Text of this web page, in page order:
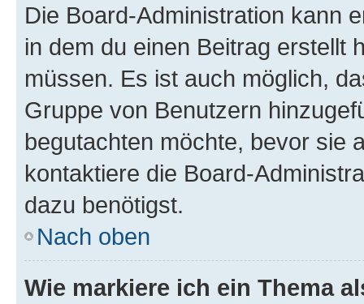
Die Board-Administration kann
in dem du einen Beitrag erstellt
müssen. Es ist auch möglich,
Gruppe von Benutzern
begutachten möchte, bevor sie
kontaktiere die Board-
dazu benötigst.
Nach oben
Wie markiere ich ein Thema